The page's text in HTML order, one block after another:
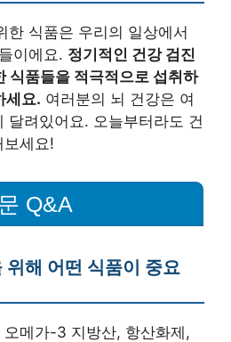
한 식품은 우리의 일상에서
이에요. 정기적인 건강 검진
식품들을 적극적으로 섭취하
세요. 여러분의 뇌 건강은 여
달려있어요. 오늘부터라도 건
보세요!
Q&A
위해 어떤 식품이 중요
오메가-3 지방산, 항산화제,